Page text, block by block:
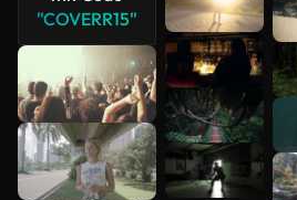
"COVERR15"